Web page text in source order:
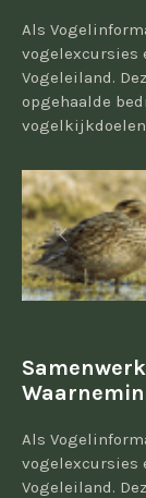
Als
vogelexcursies
Vogeleiland.
opgehaalde
vogelkijkdoelen
Als
vogelexcursies
Vogeleiland.